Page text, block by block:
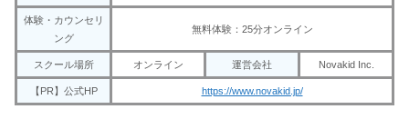
体験・カウンセリ
ング
無料体験：25分オンライン
スクール場所 オンライン 運営会社 Novakid Inc.
【PR】公式HP https://www.novakid.jp/